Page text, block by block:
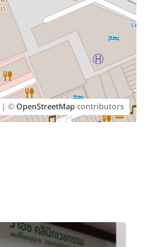
| ©OpenStreetMapcontributors